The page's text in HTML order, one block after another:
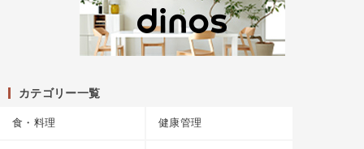
カテゴリー一覧
食・料理 健康管理